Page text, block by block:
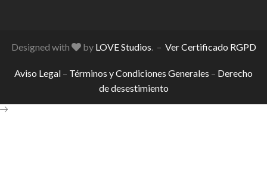
Designed with by LOVE Studios. – Ver Certificado RGPD
Aviso Legal – Términos y Condiciones Generales – Derecho
de desestimiento